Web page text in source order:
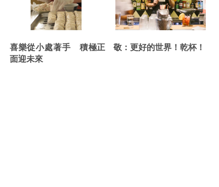
喜樂從小處著手 積極正
面迎未來
敬：更好的世界！乾杯！